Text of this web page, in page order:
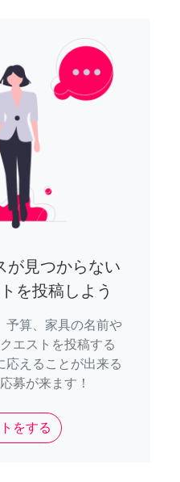
が見つからない
を投稿しよう
予算、家具の名前や
エストを投稿する
応えることが出来る
募が来ます！
をする